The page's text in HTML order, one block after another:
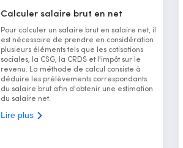
Calculer salaire brut en net
Pour calculer un salaire brut en salaire net, il
est nécessaire de prendre en considération
plusieurs éléments tels que les cotisations
sociales, la CSG, la CRDS et l'impôt sur le
revenu. La méthode de calcul consiste à
déduire les prélèvements correspondants
du salaire brut afin d'obtenir une estimation
du salaire net.
Lire plus